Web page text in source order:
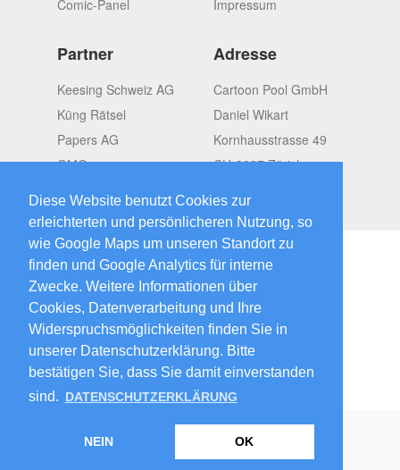
Diese Website benutzt Cookies zur
erleichterten und persönlicheren Nutzung, so
wie Google Maps um unseren Standort zu
finden und Google Analytics für interne
Zwecke. Weitere Informationen über
Cookies, Datenverarbeitung und Ihre
Widerspruchsmöglichkeiten finden Sie in
unserer Datenschutzerklärung. Bitte
bestätigen Sie, dass Sie damit einverstanden
sind. DATENSCHUTZERKLÄRUNG
NEIN OK
Comic-Panel
Impressum
Partner
Keesing Schweiz AG
Küng Rätsel
Papers AG
OMGroup
Adresse
Cartoon Pool GmbH
Daniel Wikart
Kornhausstrasse 49
CH-8037 Zürich
2026 © CartoonPoolcreated by
Papers.ch